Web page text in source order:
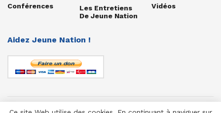
Conférences
Les Entretiens
De Jeune Nation
Vidéos
Aidez Jeune Nation !